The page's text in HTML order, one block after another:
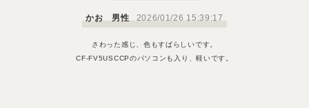
かお 男性 2026/01/26 15:39:17
さわった感じ、色もすばらしいです。
CF-FV5USCCPのパソコンも入り、軽いです。